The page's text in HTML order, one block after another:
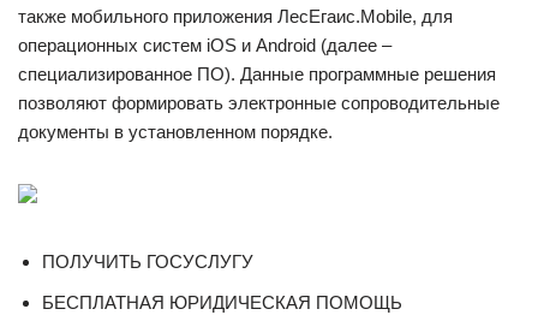
также мобильного приложения ЛесЕгаис.Mobile, для
операционных систем iOS и Android (далее –
специализированное ПО). Данные программные решения
позволяют формировать электронные сопроводительные
документы в установленном порядке.
ПОЛУЧИТЬ ГОСУСЛУГУ
БЕСПЛАТНАЯ ЮРИДИЧЕСКАЯ ПОМОЩЬ